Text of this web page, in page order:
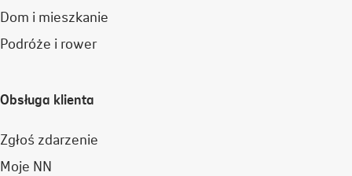
Dom i mieszkanie
Podróże i rower
Obsługa klienta
Zgłoś zdarzenie
Moje NN